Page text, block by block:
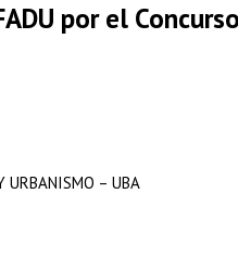
por el
URBANISMO – UBA